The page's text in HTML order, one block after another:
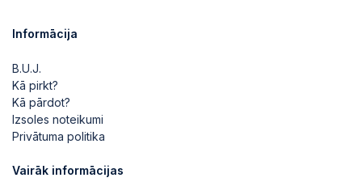
Informācija
B.U.J.
Kā pirkt?
Kā pārdot?
Izsoles noteikumi
Privātuma politika
Vairāk informācijas